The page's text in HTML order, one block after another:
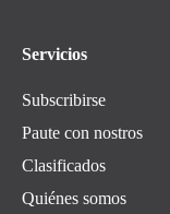
Servicios
Subscribirse
Paute con nostros
Clasificados
Quiénes somos